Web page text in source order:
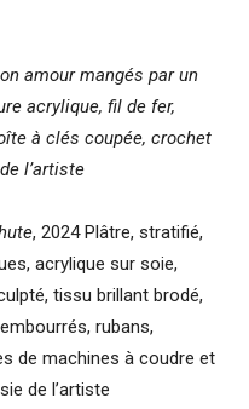
amour mangés par un
acrylique, fil de fer,
à clés coupée, crochet
l’artiste
, 2024 Plâtre, stratifié,
acrylique sur soie,
tissu brillant brodé,
rubans,
de machines à coudre et
de l’artiste